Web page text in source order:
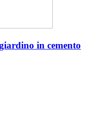
in cemento